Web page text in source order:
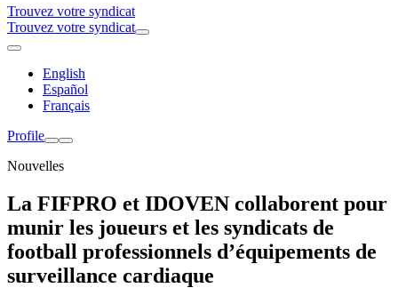
Trouvez votre syndicat
Trouvez votre syndicat
English
Español
Français
Profile
Nouvelles
La FIFPRO et IDOVEN collaborent pour
munir les joueurs et les syndicats de
football professionnels d’équipements de
surveillance cardiaque